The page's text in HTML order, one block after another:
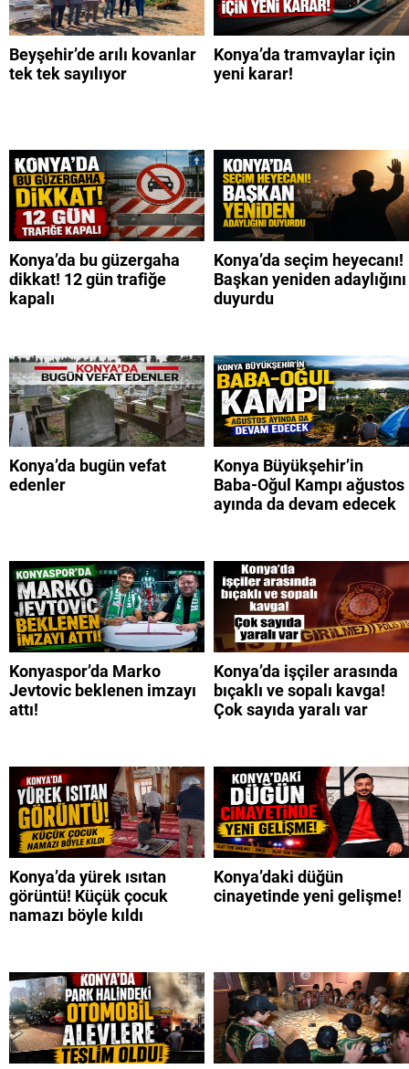
Beyşehir’de arılı kovanlar
tek tek sayılıyor
Konya’da tramvaylar için
yeni karar!
Konya’da bu güzergaha
dikkat! 12 gün trafiğe
kapalı
Konya’da seçim heyecanı!
Başkan yeniden adaylığını
duyurdu
Konya’da bugün vefat
edenler
Konya Büyükşehir’in
Baba-Oğul Kampı ağustos
ayında da devam edecek
Konyaspor’da Marko
Jevtovic beklenen imzayı
attı!
Konya’da işçiler arasında
bıçaklı ve sopalı kavga!
Çok sayıda yaralı var
Konya’da yürek ısıtan
görüntü! Küçük çocuk
namazı böyle kıldı
Konya’daki düğün
cinayetinde yeni gelişme!